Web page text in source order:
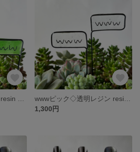
1,300円